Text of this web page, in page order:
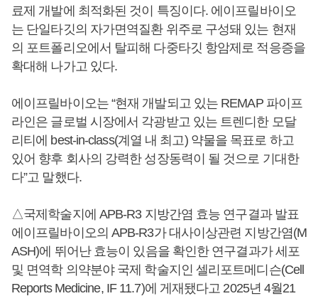
료제 개발에 최적화된 것이 특징이다. 에이프릴바이오
는 단일타깃의 자가면역질환 위주로 구성돼 있는 현재
의 포트폴리오에서 탈피해 다중타깃 항암제로 적응증을
확대해 나가고 있다.
에이프릴바이오는 “현재 개발되고 있는 REMAP 파이프
라인은 글로벌 시장에서 각광받고 있는 트렌디한 모달
리티에 best-in-class(계열 내 최고) 약물을 목표로 하고
있어 향후 회사의 강력한 성장동력이 될 것으로 기대한
다”고 말했다.
△국제학술지에 APB-R3 지방간염 효능 연구결과 발표
에이프릴바이오의 APB-R3가 대사이상관련 지방간염(M
ASH)에 뛰어난 효능이 있음을 확인한 연구결과가 세포
및 면역학 의약분야 국제 학술지인 셀리포트메디슨(Cell
Reports Medicine, IF 11.7)에 게재됐다고 2025년 4월21